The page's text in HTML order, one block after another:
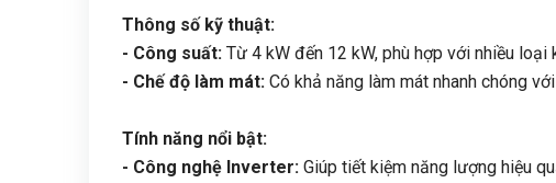
Thông số kỹ thuật:
- Công suất:Từ 4 kW đến 12 kW, phù hợp với nhiều loại
- Chế độ làm mát:Có khả năng làm mát nhanh chóng
Tính năng nổi bật:
- Công nghệ Inverter:Giúp tiết kiệm năng lượng hiệu